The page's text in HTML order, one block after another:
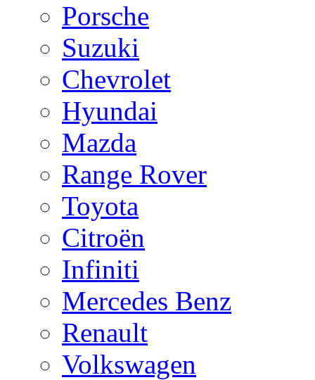
Porsche
Suzuki
Chevrolet
Hyundai
Mazda
Range Rover
Toyota
Citroën
Infiniti
Mercedes Benz
Renault
Volkswagen